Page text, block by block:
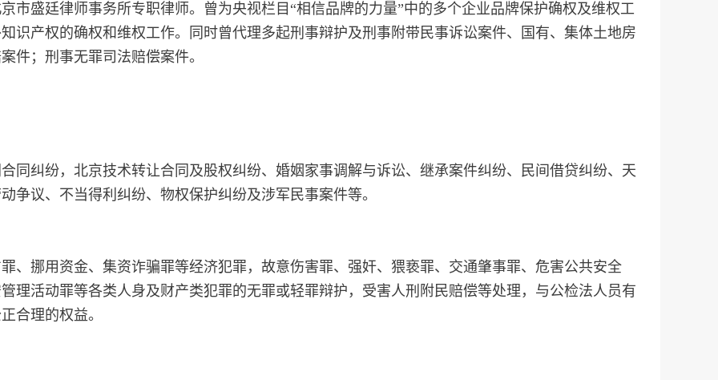
市盛廷律师事务所专职律师。曾为央视栏目“相信品牌的力量”中的多个企业品牌保护确权及维权工
识产权的确权和维权工作。同时曾代理多起刑事辩护及刑事附带民事诉讼案件、国有、集体土地房
件；刑事无罪司法赔偿案件。
同纠纷，北京技术转让合同及股权纠纷、婚姻家事调解与诉讼、继承案件纠纷、民间借贷纠纷、天
争议、不当得利纠纷、物权保护纠纷及涉军民事案件等。
、挪用资金、集资诈骗罪等经济犯罪，故意伤害罪、强奸、猥亵罪、交通肇事罪、危害公共安全
理活动罪等各类人身及财产类犯罪的无罪或轻罪辩护，受害人刑附民赔偿等处理，与公检法人员有
合理的权益。